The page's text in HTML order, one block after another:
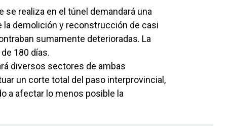
se realiza en el túnel demandará una
la demolición y reconstrucción de casi
sumamente deterioradas. La
180 días.
diversos sectores de ambas
un corte total del paso interprovincial,
a afectar lo menos posible la